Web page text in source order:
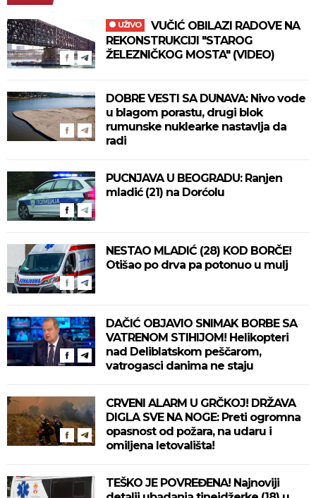
UŽIVO
REKONSTRUKCIJI "STAROG
ŽELEZNIČKOG MOSTA" (VIDEO)
DOBRE VESTI SA DUNAVA: Nivo vode
u blagom porastu, drugi blok
rumunske nuklearke nastavlja da
radi
PUCNJAVA U BEOGRADU: Ranjen
mladić (21) na Dorćolu
NESTAO MLADIĆ (28) KOD BORČE!
Otišao po drva pa potonuo u mulj
DAČIĆ OBJAVIO SNIMAK BORBE SA
VATRENOM STIHIJOM! Helikopteri
nad Deliblatskom peščarom,
vatrogasci danima ne staju
CRVENI ALARM U GRČKOJ! DRŽAVA
DIGLA SVE NA NOGE: Preti ogromna
opasnost od požara, na udaru i
omiljena letovališta!
TEŠKO JE POVREĐENA! Najnoviji